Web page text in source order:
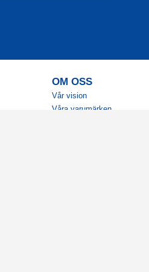
OM OSS
Vår vision
Våra varumärken